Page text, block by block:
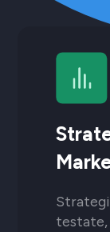
testate,